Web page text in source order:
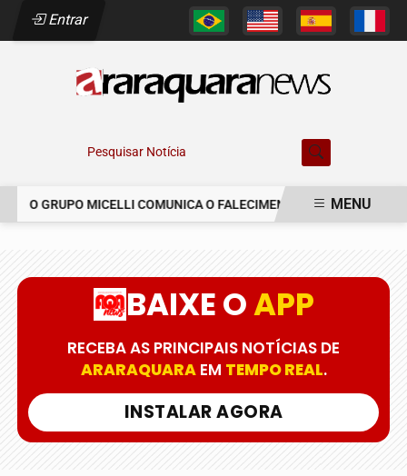
Entrar
Pesquisar Notícia
O GRUPO MICELLI COMUNICA O FALECIMENTO DO SR. MARCELO
MENU
BAIXE OAPP
RECEBA AS PRINCIPAIS NOTÍCIAS DE
ARARAQUARAEM TEMPO REAL.
INSTALAR AGORA